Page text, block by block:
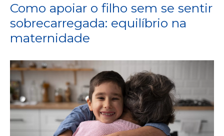
Como apoiar o filho sem se sentir
sobrecarregada: equilíbrio na
maternidade